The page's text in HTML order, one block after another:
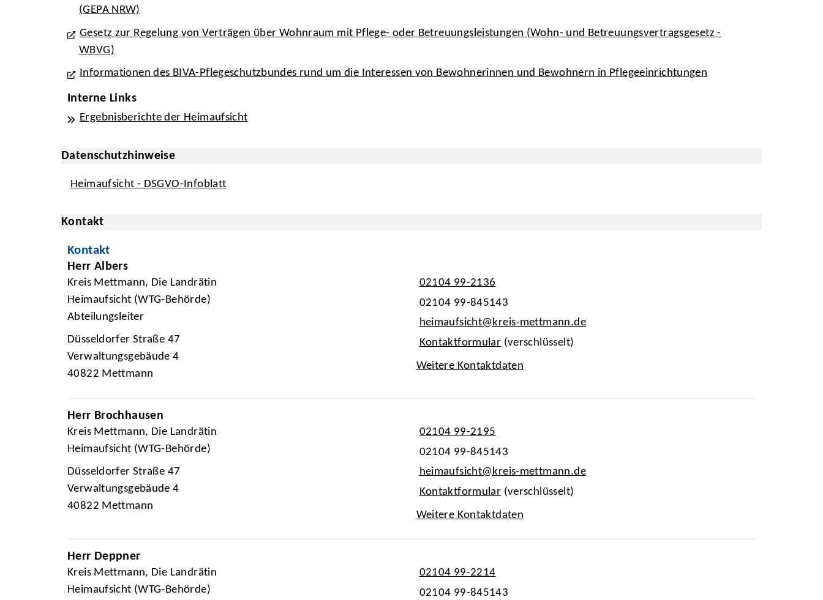
(GEPA NRW)
Gesetz zur Regelung von Verträgen über Wohnraum mit Pflege- oder Betreuungsleistungen (Wohn- und Betreuungsvertragsgesetz -
WBVG)
Informationen des BIVA-Pflegeschutzbundes rund um die Interessen von Bewohnerinnen und Bewohnern in Pflegeeinrichtungen
Interne Links
Ergebnisberichte der Heimaufsicht
Datenschutzhinweise
Heimaufsicht - DSGVO-Infoblatt
Kontakt
Kontakt
Herr Albers
Kreis Mettmann, Die Landrätin
Heimaufsicht (WTG-Behörde)
Abteilungsleiter
Düsseldorfer Straße 47
Verwaltungsgebäude 4
40822 Mettmann
02104 99-2136
02104 99-845143
heimaufsicht@kreis-mettmann.de
Kontaktformular (verschlüsselt)
Weitere Kontaktdaten
Herr Brochhausen
Kreis Mettmann, Die Landrätin
Heimaufsicht (WTG-Behörde)
Düsseldorfer Straße 47
Verwaltungsgebäude 4
40822 Mettmann
02104 99-2195
02104 99-845143
heimaufsicht@kreis-mettmann.de
Kontaktformular (verschlüsselt)
Weitere Kontaktdaten
Herr Deppner
Kreis Mettmann, Die Landrätin
Heimaufsicht (WTG-Behörde)
02104 99-2214
02104 99-845143